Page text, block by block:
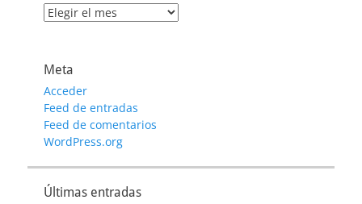
Archivo
Meta
Acceder
Feed de entradas
Feed de comentarios
WordPress.org
Últimas entradas